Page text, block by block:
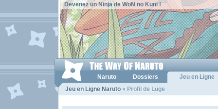
Devenez un Ninja de WoN no Kuni !
Naruto Dossiers
Jeu en Ligne
Jeu en Ligne Naruto » Profil de Lüge